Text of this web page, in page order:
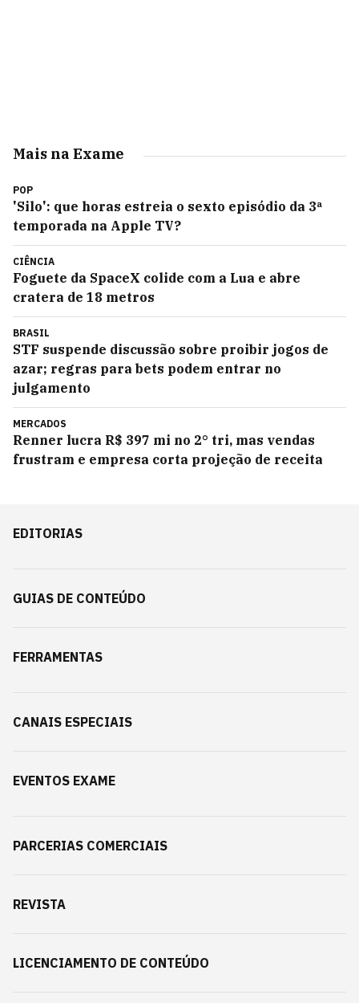
Mais na Exame
POP
'Silo': que horas estreia o sexto episódio da 3ª
temporada na Apple TV?
CIÊNCIA
Foguete da SpaceX colide com a Lua e abre
cratera de 18 metros
BRASIL
STF suspende discussão sobre proibir jogos de
azar; regras para bets podem entrar no
julgamento
MERCADOS
Renner lucra R$ 397 mi no 2° tri, mas vendas
frustram e empresa corta projeção de receita
EDITORIAS
GUIAS DE CONTEÚDO
FERRAMENTAS
CANAIS ESPECIAIS
EVENTOS EXAME
PARCERIAS COMERCIAIS
REVISTA
LICENCIAMENTO DE CONTEÚDO